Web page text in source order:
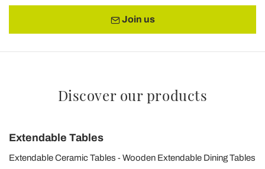
Join us
Discover our products
Extendable Tables
Extendable Ceramic Tables
Wooden Extendable Dining Tables